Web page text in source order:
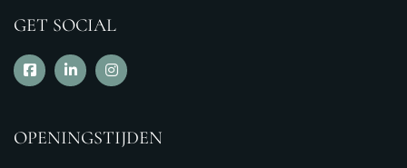
GET SOCIAL
OPENINGSTIJDEN